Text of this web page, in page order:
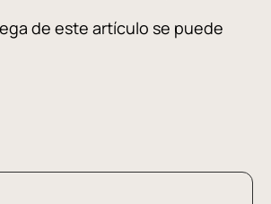
de este artículo se puede